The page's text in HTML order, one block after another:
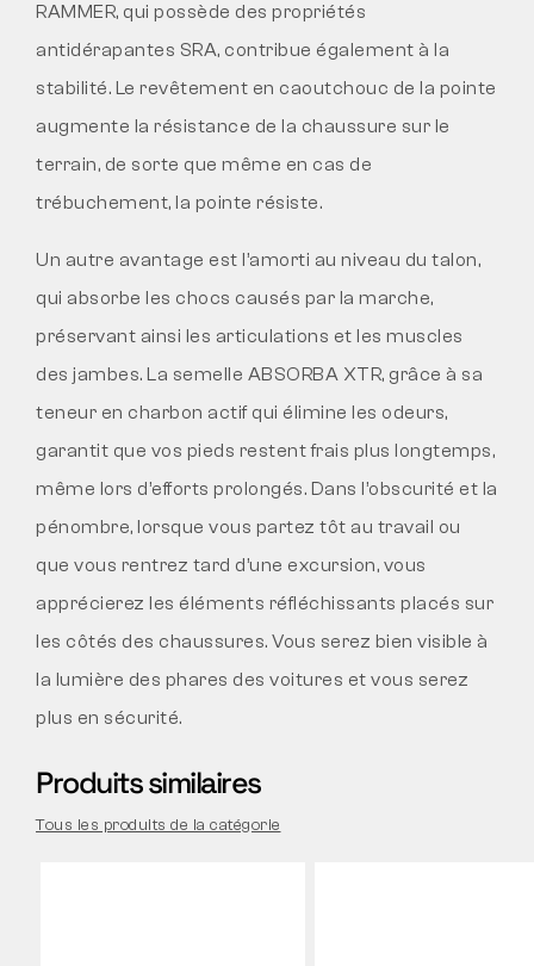
RAMMER, qui possède des propriétés
antidérapantes SRA, contribue également à la
stabilité. Le revêtement en caoutchouc de la pointe
augmente la résistance de la chaussure sur le
terrain, de sorte que même en cas de
trébuchement, la pointe résiste.
Un autre avantage est l’amorti au niveau du talon,
qui absorbe les chocs causés par la marche,
préservant ainsi les articulations et les muscles
des jambes. La semelle ABSORBA XTR, grâce à sa
teneur en charbon actif qui élimine les odeurs,
garantit que vos pieds restent frais plus longtemps,
même lors d’efforts prolongés. Dans l’obscurité et la
pénombre, lorsque vous partez tôt au travail ou
que vous rentrez tard d’une excursion, vous
apprécierez les éléments réfléchissants placés sur
les côtés des chaussures. Vous serez bien visible à
la lumière des phares des voitures et vous serez
plus en sécurité.
Produits similaires
Tous les produits de la catégorie